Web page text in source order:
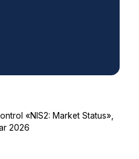
«NIS2: Market Status»,
2026